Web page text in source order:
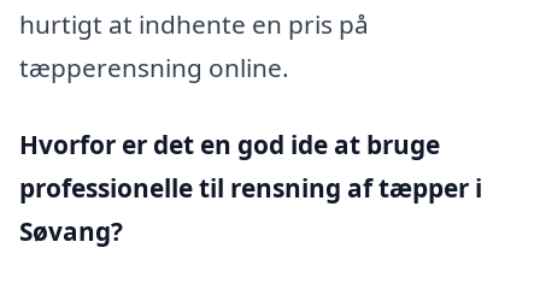
hurtigt at indhente en pris på
tæpperensning online.
Hvorfor er det en god ide at bruge
professionelle til rensning af tæpper i
Søvang?